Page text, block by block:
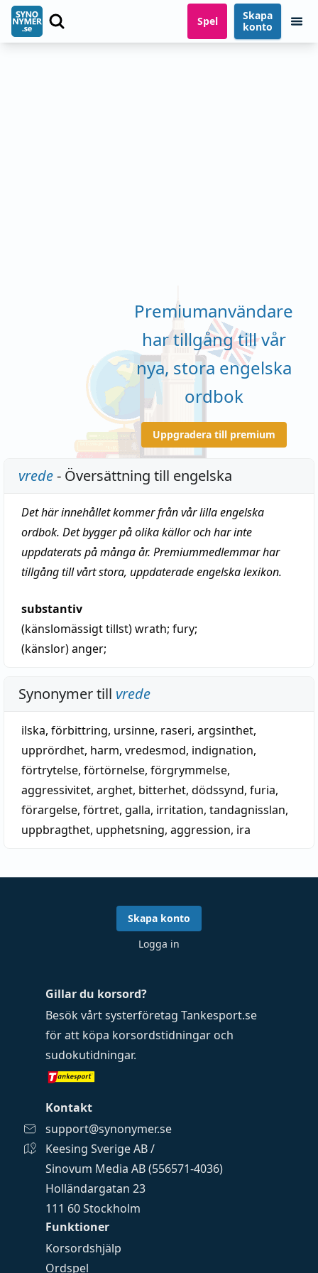
Spel
Skapa
konto
Premiumanvändare
har tillgång till vår
nya, stora engelska
ordbok
Uppgradera till premium
vrede- Översättning till engelska
Det här innehållet kommer från vår lilla engelska
ordbok. Det bygger på olika källor och har inte
uppdaterats på många år. Premiummedlemmar har
tillgång till vårt stora, uppdaterade engelska lexikon.
substantiv
(känslomässigt tillst)wrath; fury;
(känslor)anger;
Synonymer till vrede
ilska, förbittring, ursinne, raseri, argsinthet,
upprördhet, harm, vredesmod, indignation,
förtrytelse, förtörnelse, förgrymmelse,
aggressivitet, arghet, bitterhet, dödssynd, furia,
förargelse, förtret, galla, irritation, tandagnisslan,
uppbragthet, upphetsning, aggression, ira
Funktioner
Korsordshjälp
Ordspel
Gillar du korsord?
Besök vårt systerföretag Tankesport.se
för att köpa korsordstidningar och
sudokutidningar.
Kontakt
support@synonymer.se
Keesing Sverige AB /
Sinovum Media AB (556571-4036)
Holländargatan 23
111 60 Stockholm
Skapa konto
Logga in